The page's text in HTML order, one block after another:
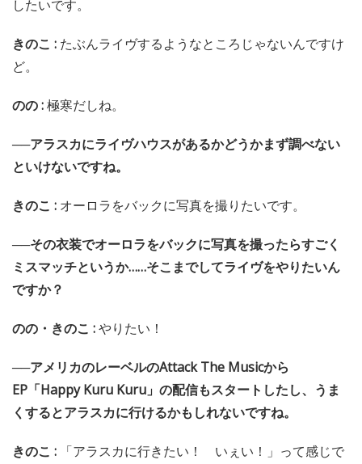
したいです。
きのこ : たぶんライヴするようなところじゃないんですけ
ど。
のの :極寒だしね。
──アラスカにライヴハウスがあるかどうかまず調べない
といけないですね。
きのこ : オーロラをバックに写真を撮りたいです。
──その衣装でオーロラをバックに写真を撮ったらすごく
ミスマッチというか……そこまでしてライヴをやりたいん
ですか？
のの・きのこ :やりたい！
──アメリカのレーベルのAttack The Musicから
EP「Happy Kuru Kuru」の配信もスタートしたし、うま
くするとアラスカに行けるかもしれないですね。
きのこ : 「アラスカに行きたい！ いぇい！」って感じで